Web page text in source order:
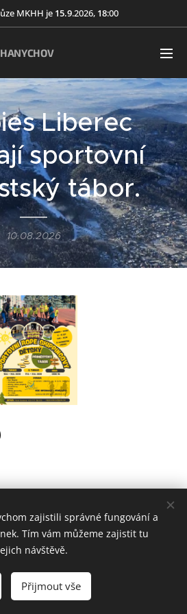
MKHH je 15.9.2026, 18:00
Liberec
sportovní
tábor.
10.08.2026
webové stránky
Hanychova
Cookies
zajistili správné fungování a
Tím vám můžeme zajistit tu
návštěvě.
Přijmout vše